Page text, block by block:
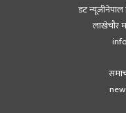
डट न्यूजीनेपाल
लाखेचौर